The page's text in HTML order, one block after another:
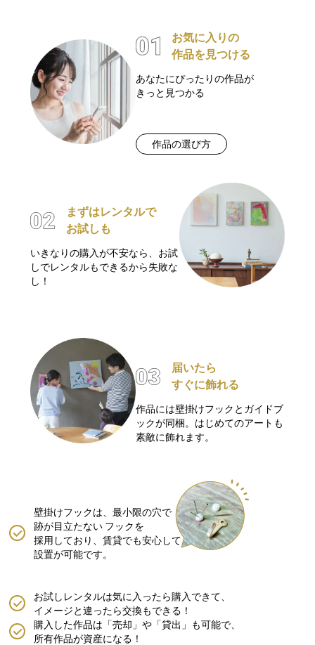
お気に入りの
作品を見つける
あなたにぴったりの作品が
きっと見つかる
作品の選び方
まずはレンタルで
お試しも
いきなりの購入が不安なら、お試
しでレンタルもできるから失敗な
し！
届いたら
すぐに飾れる
作品には壁掛けフックとガイドブ
ックが同梱。はじめてのアートも
素敵に飾れます。
壁掛けフックは、最小限の穴で
跡が目立たない フックを
採用しており、賃貸でも安心して
設置が可能です。
購入した作品は「売却」や「貸出」も可能で、
所有作品が資産になる！
お試しレンタルは気に入ったら購入できて、
イメージと違ったら交換もできる！